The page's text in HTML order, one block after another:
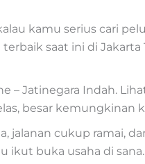
kamu serius cari
saat ini di Jakarta
– Jatinegara Indah.
besar kemungkinan
jalanan cukup ramai,
ikut buka usaha di sana.